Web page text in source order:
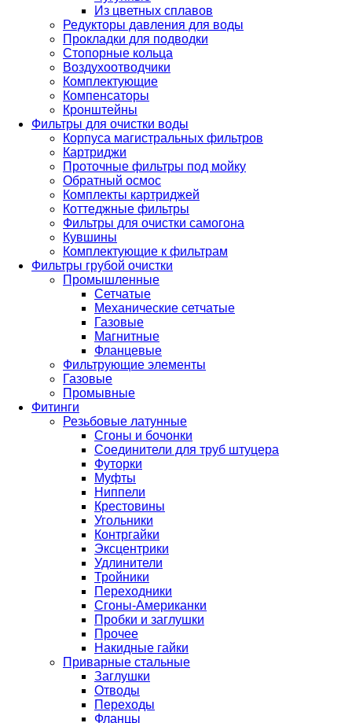
Из цветных сплавов
Редукторы давления для воды
Прокладки для подводки
Стопорные кольца
Воздухоотводчики
Комплектующие
Компенсаторы
Кронштейны
Фильтры для очистки воды
Корпуса магистральных фильтров
Картриджи
Проточные фильтры под мойку
Обратный осмос
Комплекты картриджей
Коттеджные фильтры
Фильтры для очистки самогона
Кувшины
Комплектующие к фильтрам
Фильтры грубой очистки
Промышленные
Сетчатые
Механические сетчатые
Газовые
Магнитные
Фланцевые
Фильтрующие элементы
Газовые
Промывные
Фитинги
Резьбовые латунные
Сгоны и бочонки
Соединители для труб штуцера
Футорки
Муфты
Ниппели
Крестовины
Угольники
Контргайки
Эксцентрики
Удлинители
Тройники
Переходники
Сгоны-Американки
Пробки и заглушки
Прочее
Накидные гайки
Приварные стальные
Заглушки
Отводы
Переходы
Фланцы